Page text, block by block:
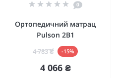
0
Ортопедичний матрац
Pulson 2В1
4 783 ₴ -15%
4 066 ₴